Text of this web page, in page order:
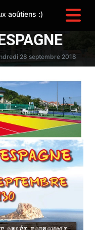
aoûtiens :)
28 septembre 2018